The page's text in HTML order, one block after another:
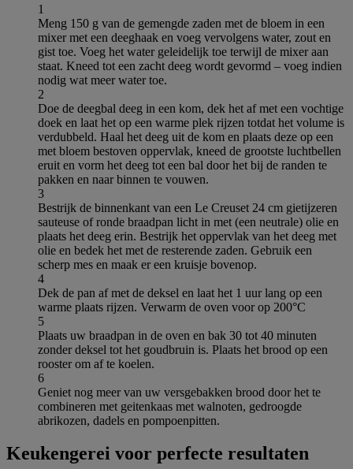
1
Meng 150 g van de gemengde zaden met de bloem in een
mixer met een deeghaak en voeg vervolgens water, zout en
gist toe. Voeg het water geleidelijk toe terwijl de mixer aan
staat. Kneed tot een zacht deeg wordt gevormd – voeg indien
nodig wat meer water toe.
2
Doe de deegbal deeg in een kom, dek het af met een vochtige
doek en laat het op een warme plek rijzen totdat het volume is
verdubbeld. Haal het deeg uit de kom en plaats deze op een
met bloem bestoven oppervlak, kneed de grootste luchtbellen
eruit en vorm het deeg tot een bal door het bij de randen te
pakken en naar binnen te vouwen.
3
Bestrijk de binnenkant van een Le Creuset 24 cm gietijzeren
sauteuse of ronde braadpan licht in met (een neutrale) olie en
plaats het deeg erin. Bestrijk het oppervlak van het deeg met
olie en bedek het met de resterende zaden. Gebruik een
scherp mes en maak er een kruisje bovenop.
4
Dek de pan af met de deksel en laat het 1 uur lang op een
warme plaats rijzen. Verwarm de oven voor op 200°C
5
Plaats uw braadpan in de oven en bak 30 tot 40 minuten
zonder deksel tot het goudbruin is. Plaats het brood op een
rooster om af te koelen.
6
Geniet nog meer van uw versgebakken brood door het te
combineren met geitenkaas met walnoten, gedroogde
abrikozen, dadels en pompoenpitten.
Keukengerei voor perfecte resultaten